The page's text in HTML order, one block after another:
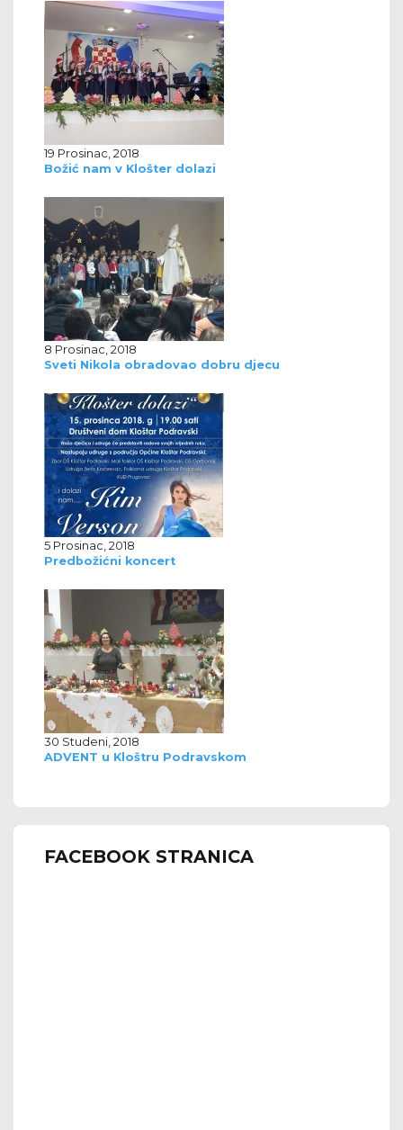
19 Prosinac, 2018
Božić nam v Klošter dolazi
8 Prosinac, 2018
Sveti Nikola obradovao dobru djecu
5 Prosinac, 2018
Predbožićni koncert
30 Studeni, 2018
ADVENT u Kloštru Podravskom
FACEBOOK STRANICA